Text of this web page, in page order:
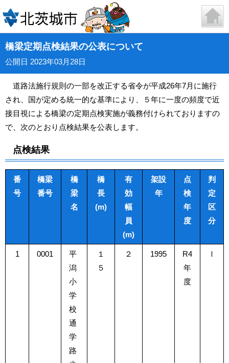
橋梁定期点検結果の公表について
公開日 2023年03月28日
道路法施行規則の一部を改正する省令が平成26年7月に施行
され、国が定める統一的な基準により、５年に一度の頻度で近
接目視による橋梁の定期点検実施が義務付けられておりますの
で、次のとおり点検結果を公表します。
点検結果
番
号
橋梁
番号
橋
梁
名
橋
長
(m)
有
効
幅
員
(m)
架設
年
点
検
年
度
判
定
区
分
1 0001
平
潟
小
学
校
通
学
路
１
５
２ 1995
R4
年
度
Ⅰ